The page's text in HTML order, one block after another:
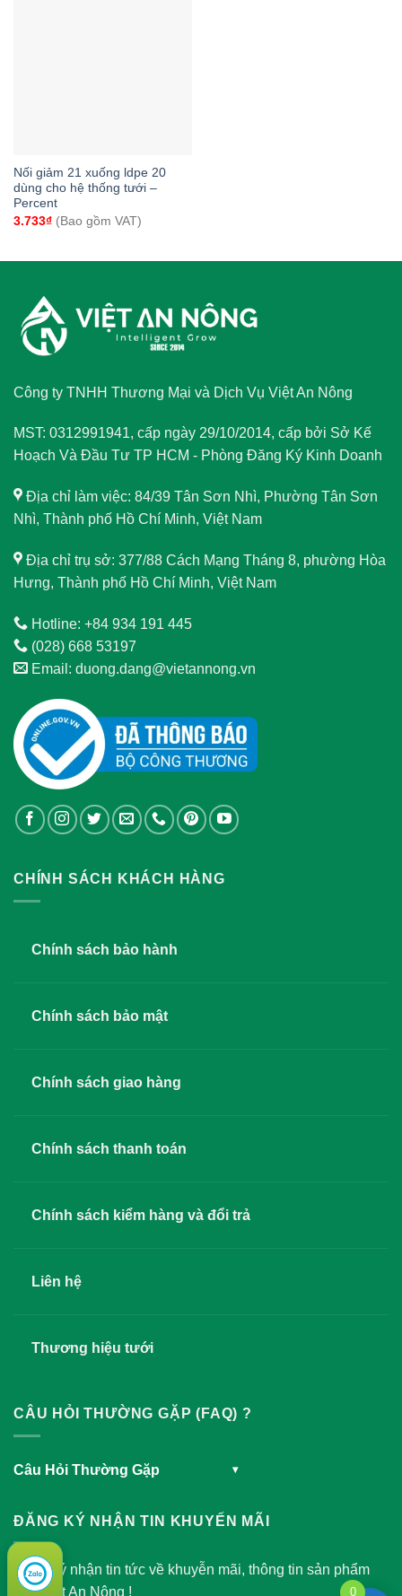
Nối giảm 21 xuống ldpe 20
dùng cho hệ thống tưới –
Percent
3.733₫(Bao gồm VAT)
Công ty TNHH Thương Mại và Dịch Vụ Việt An Nông
MST: 0312991941, cấp ngày 29/10/2014, cấp bởi Sở Kế
Hoạch Và Đầu Tư TP HCM - Phòng Đăng Ký Kinh Doanh
Địa chỉ làm việc: 84/39 Tân Sơn Nhì, Phường Tân Sơn
Nhì, Thành phố Hồ Chí Minh, Việt Nam
Địa chỉ trụ sở: 377/88 Cách Mạng Tháng 8, phường Hòa
Hưng, Thành phố Hồ Chí Minh, Việt Nam
Hotline: +84 934 191 445
(028) 668 53197
Email: duong.dang@vietannong.vn
CHÍNH SÁCH KHÁCH HÀNG
Chính sách bảo hành
Chính sách bảo mật
Chính sách giao hàng
Chính sách thanh toán
Chính sách kiểm hàng và đổi trả
Liên hệ
Thương hiệu tưới
CÂU HỎI THƯỜNG GẶP (FAQ) ?
Câu Hỏi Thường Gặp ▾
ĐĂNG KÝ NHẬN TIN KHUYẾN MÃI
Đăng ký nhận tin tức về khuyễn mãi, thông tin sản phẩm
của Việt An Nông !
0